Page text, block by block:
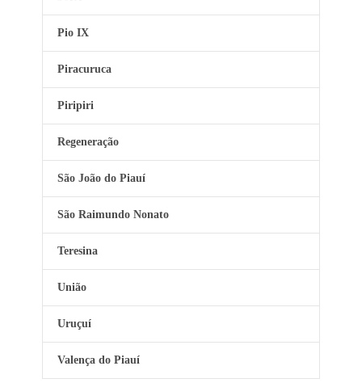
Pio IX
Piracuruca
Piripiri
Regeneração
São João do Piauí
São Raimundo Nonato
Teresina
União
Uruçuí
Valença do Piauí